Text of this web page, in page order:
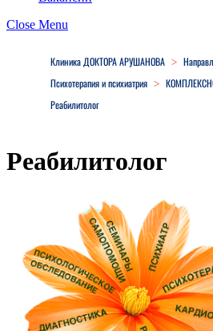
Close Menu
Клиника ДОКТОРА АРУШАНОВА >
Психотерапия и психиатрия >
Реабилитолог
Реабилитолог